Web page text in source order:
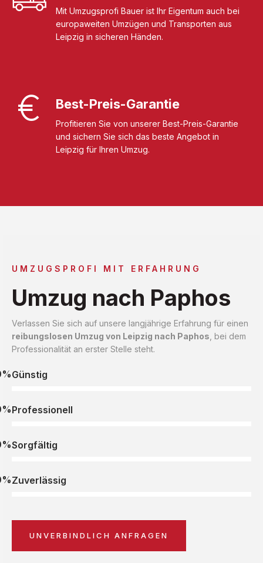
Mit Umzugsprofi Bauer ist Ihr Eigentum auch bei
europaweiten Umzügen und Transporten aus
Leipzig in sicheren Händen.
Best-Preis-Garantie
Profitieren Sie von unserer Best-Preis-Garantie
und sichern Sie sich das beste Angebot in
Leipzig für Ihren Umzug.
UMZUGSPROFI MIT ERFAHRUNG
Umzug nach Paphos
Verlassen Sie sich auf unsere langjährige Erfahrung für einen
reibungslosen Umzug von Leipzig nach Paphos , bei dem
Professionalität an erster Stelle steht.
Günstig
Professionell
Sorgfältig
Zuverlässig
UNVERBINDLICH ANFRAGEN